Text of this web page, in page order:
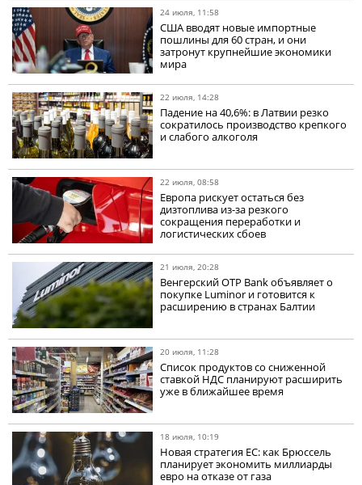
24 июля, 11:58
США вводят новые импортные
пошлины для 60 стран, и они
затронут крупнейшие экономики
мира
22 июля, 14:28
Падение на 40,6%: в Латвии резко
сократилось производство крепкого
и слабого алкоголя
22 июля, 08:58
Европа рискует остаться без
дизтоплива из-за резкого
сокращения переработки и
логистических сбоев
21 июля, 20:28
Венгерский OTP Bank объявляет о
покупке Luminor и готовится к
расширению в странах Балтии
20 июля, 11:28
Список продуктов со сниженной
ставкой НДС планируют расширить
уже в ближайшее время
18 июля, 10:19
Новая стратегия ЕС: как Брюссель
планирует экономить миллиарды
евро на отказе от газа